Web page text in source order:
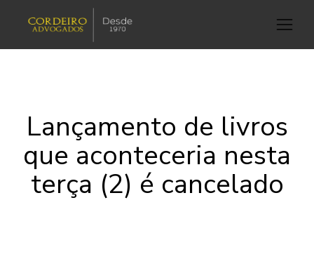
Lançamento de livros
que aconteceria nesta
terça (2) é cancelado